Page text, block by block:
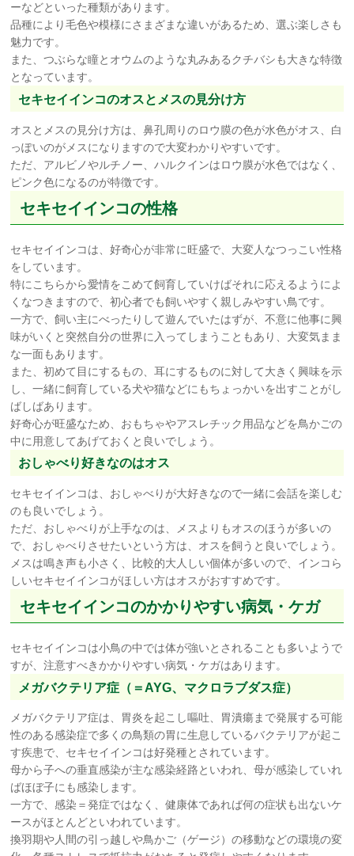
ーなどといった種類があります。
品種により毛色や模様にさまざまな違いがあるため、選ぶ楽しさも
魅力です。
また、つぶらな瞳とオウムのような丸みあるクチバシも大きな特徴
となっています。
セキセイインコのオスとメスの見分け方
オスとメスの見分け方は、鼻孔周りのロウ膜の色が水色がオス、白
っぽいのがメスになりますので大変わかりやすいです。
ただ、アルビノやルチノー、ハルクインはロウ膜が水色ではなく、
ピンク色になるのが特徴です。
セキセイインコの性格
セキセイインコは、好奇心が非常に旺盛で、大変人なつっこい性格
をしています。
特にこちらから愛情をこめて飼育していけばそれに応えるようによ
くなつきますので、初心者でも飼いやすく親しみやすい鳥です。
一方で、飼い主にべったりして遊んでいたはずが、不意に他事に興
味がいくと突然自分の世界に入ってしまうこともあり、大変気まま
な一面もあります。
また、初めて目にするもの、耳にするものに対して大きく興味を示
し、一緒に飼育している犬や猫などにもちょっかいを出すことがし
ばしばあります。
好奇心が旺盛なため、おもちゃやアスレチック用品などを鳥かごの
中に用意してあげておくと良いでしょう。
おしゃべり好きなのはオス
セキセイインコは、おしゃべりが大好きなので一緒に会話を楽しむ
のも良いでしょう。
ただ、おしゃべりが上手なのは、メスよりもオスのほうが多いの
で、おしゃべりさせたいという方は、オスを飼うと良いでしょう。
メスは鳴き声も小さく、比較的大人しい個体が多いので、インコら
しいセキセイインコがほしい方はオスがおすすめです。
セキセイインコのかかりやすい病気・ケガ
セキセイインコは小鳥の中では体が強いとされることも多いようで
すが、注意すべきかかりやすい病気・ケガはあります。
メガバクテリア症（＝AYG、マクロラブダス症）
メガバクテリア症は、胃炎を起こし嘔吐、胃潰瘍まで発展する可能
性のある感染症で多くの鳥類の胃に生息しているバクテリアが起こ
す疾患で、セキセイインコは好発種とされています。
母から子への垂直感染が主な感染経路といわれ、母が感染していれ
ばほぼ子にも感染します。
一方で、感染＝発症ではなく、健康体であれば何の症状も出ないケ
ースがほとんどといわれています。
換羽期や人間の引っ越しや鳥かご（ゲージ）の移動などの環境の変